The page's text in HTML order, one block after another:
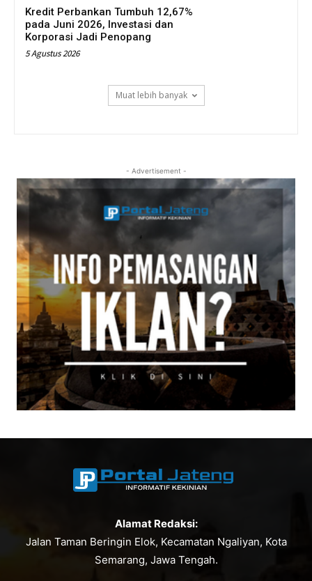
Kredit Perbankan Tumbuh 12,67%
pada Juni 2026, Investasi dan
Korporasi Jadi Penopang
5 Agustus 2026
Muat lebih banyak
- Advertisement -
Alamat Redaksi:
Jalan Taman Beringin Elok, Kecamatan Ngaliyan, Kota
Semarang, Jawa Tengah.